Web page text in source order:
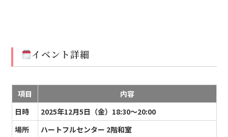
イベント詳細
項目
内容
日時
2025年12月5日（金）18:30～20:00
場所
ハートフルセンター 2階和室